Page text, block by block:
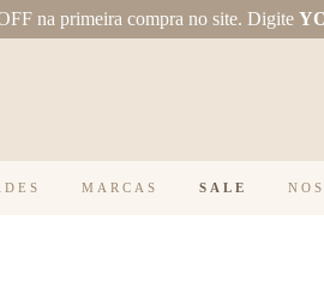
na primeira compra no site. Digite
MARCAS SALE